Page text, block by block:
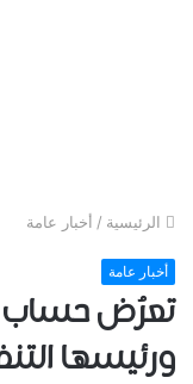
الرئيسية / أخبار عامة
أخبار عامة
تعرُض
ﻭﺭﺋﻴﺴﻬﺎ